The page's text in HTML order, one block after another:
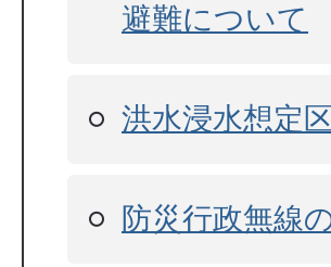
避難について
洪水浸水想定
防災行政無線